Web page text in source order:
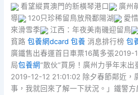
看望縱貫澳門的新橫琴港口
廣州
導
120只珍稀留鳥放飛鄱陽湖 愛
來滑雪季
江西：年夜美南磯迎留鳥
貧路包養網dcard 包養 消息排行榜包
廣鐵售出春運首日車票16萬多張2019-
局包養網“散伙”買房！廣州力爭年末
2019-12-12 21:01:02 除夕春節鄰近，
事，我就回來了解一下狀況。」鐵警